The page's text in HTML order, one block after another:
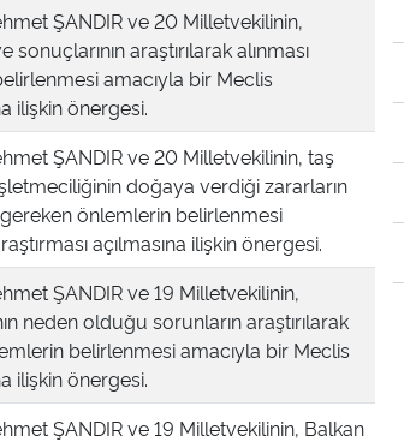
ŞANDIR ve 20 Milletvekilinin,
araştırılarak alınması
amacıyla bir Meclis
ilişkin önergesi.
ŞANDIR ve 20 Milletvekilinin, taş
doğaya verdiği zararların
gereken önlemlerin belirlenmesi
açılmasına ilişkin önergesi.
ŞANDIR ve 19 Milletvekilinin,
neden olduğu sorunların araştırılarak
belirlenmesi amacıyla bir Meclis
ilişkin önergesi.
ŞANDIR ve 19 Milletvekilinin, Balkan